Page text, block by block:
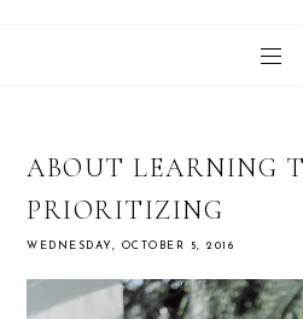
ABOUT LEARNING
PRIORITIZING
WEDNESDAY, OCTOBER 5, 2016